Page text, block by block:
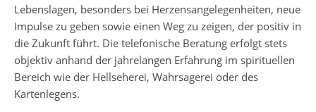
Lebenslagen, besonders bei Herzensangelegenheiten, neue
Impulse zu geben sowie einen Weg zu zeigen, der positiv in
die Zukunft führt. Die telefonische Beratung erfolgt stets
objektiv anhand der jahrelangen Erfahrung im spirituellen
Bereich wie der Hellseherei, Wahrsagerei oder des
Kartenlegens.